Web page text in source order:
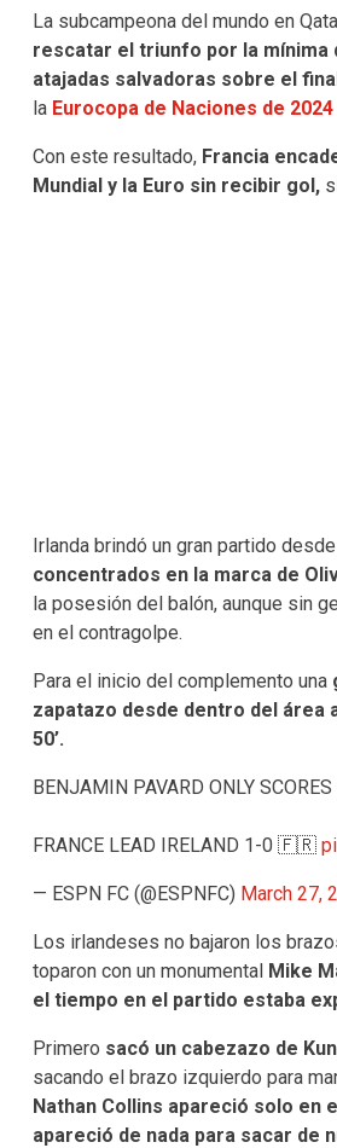
La subcampeona del mundo en
rescatar el triunfo por la mínima
atajadas salvadoras sobre el
la Eurocopa de Naciones de 2024
Con este resultado, Francia
Mundial y la Euro sin recibir gol,
Irlanda brindó un gran partido
concentrados en la marca de
la posesión del balón, aunque sin
en el contragolpe.
Para el inicio del complemento una
zapatazo desde dentro del área
50’.
BENJAMIN PAVARD ONLY
FRANCE LEAD IRELAND 1-0 🇫🇷
— ESPN FC (@ESPNFC) March 27,
Los irlandeses no bajaron los
toparon con un monumental Mike
el tiempo en el partido estaba
Primero sacó un cabezazo de
sacando el brazo izquierdo para
Nathan Collins apareció solo en
apareció de nada para sacar de